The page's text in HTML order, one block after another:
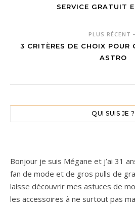
SERVICE GRATUIT
PLUS RÉCENT
3 CRITÈRES DE CHOIX POUR
ASTRO
QUI SUIS JE ?
Bonjour je suis Mégane et j’ai 31
fan de mode et de gros pulls de
laisse découvrir mes astuces de
les accessoires à ne surtout pas